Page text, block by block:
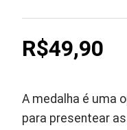
R$49,90
A medalha é uma
para presentear